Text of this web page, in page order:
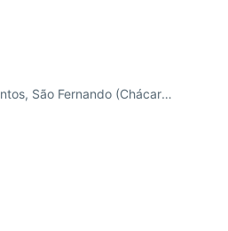
Av. Jose Firmino dos Santos, São Fernando (Chácaras)